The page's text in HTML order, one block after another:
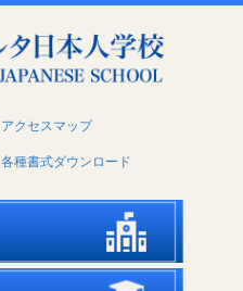
アクセスマップ
各種書式ダウンロード